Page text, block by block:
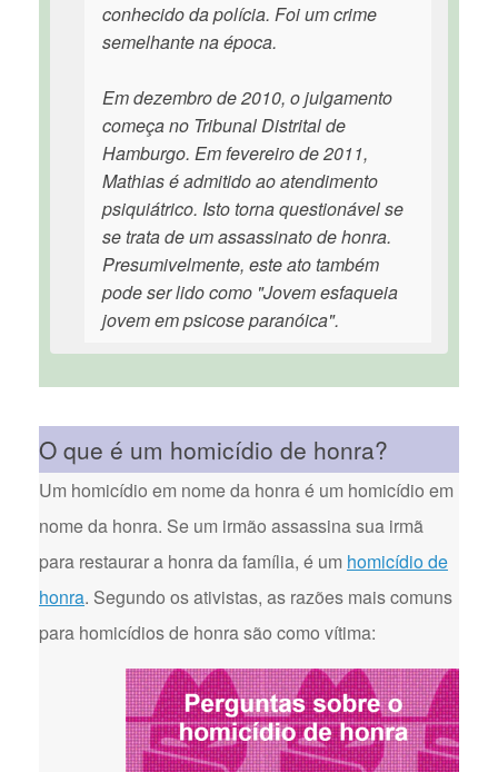
conhecido da polícia. Foi um crime
semelhante na época.
Em dezembro de 2010, o julgamento
começa no Tribunal Distrital de
Hamburgo. Em fevereiro de 2011,
Mathias é admitido ao atendimento
psiquiátrico. Isto torna questionável se
se trata de um assassinato de honra.
Presumivelmente, este ato também
pode ser lido como "Jovem esfaqueia
jovem em psicose paranóica".
O que é um homicídio de honra?
Um homicídio em nome da honra é um homicídio em
nome da honra. Se um irmão assassina sua irmã
para restaurar a honra da família, é um homicídio de
honra. Segundo os ativistas, as razões mais comuns
para homicídios de honra são como vítima: